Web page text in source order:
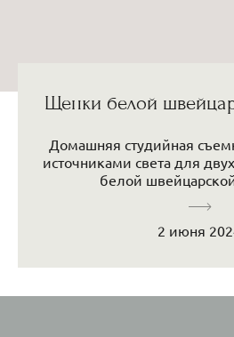
Щенки белой
Домашняя студийная
источниками света для
белой
2 июня